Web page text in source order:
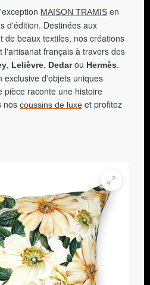
MAISON TRAMIS en
d'édition. Destinées aux
de beaux textiles, nos créations
l'artisanat français à travers des
, Lelièvre, Dedarou Hermès.
exclusive d'objets uniques
pièce raconte une histoire
nos coussins de luxe et profitez